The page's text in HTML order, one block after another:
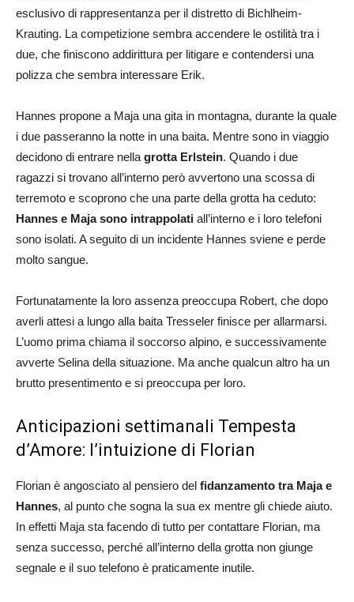
esclusivo di rappresentanza per il distretto di Bichlheim-
Krauting. La competizione sembra accendere le ostilità tra i
due, che finiscono addirittura per litigare e contendersi una
polizza che sembra interessare Erik.
Hannes propone a Maja una gita in montagna, durante la quale
i due passeranno la notte in una baita. Mentre sono in viaggio
decidono di entrare nella grotta Erlstein. Quando i due
ragazzi si trovano all’interno però avvertono una scossa di
terremoto e scoprono che una parte della grotta ha ceduto:
Hannes e Maja sono intrappolati all’interno e i loro telefoni
sono isolati. A seguito di un incidente Hannes sviene e perde
molto sangue.
Fortunatamente la loro assenza preoccupa Robert, che dopo
averli attesi a lungo alla baita Tresseler finisce per allarmarsi.
L’uomo prima chiama il soccorso alpino, e successivamente
avverte Selina della situazione. Ma anche qualcun altro ha un
brutto presentimento e si preoccupa per loro.
Anticipazioni settimanali Tempesta
d’Amore: l’intuizione di Florian
Florian è angosciato al pensiero del fidanzamento tra Maja e
Hannes, al punto che sogna la sua ex mentre gli chiede aiuto.
In effetti Maja sta facendo di tutto per contattare Florian, ma
senza successo, perché all’interno della grotta non giunge
segnale e il suo telefono è praticamente inutile.